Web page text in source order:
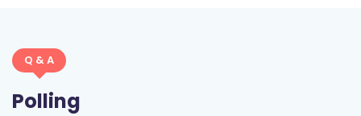
Q & A
Polling